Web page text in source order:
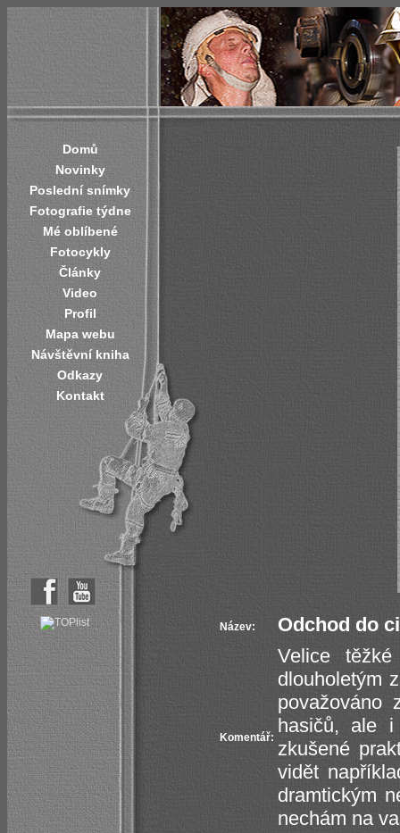
Domů
Novinky
Poslední snímky
Fotografie týdne
Mé oblíbené
Fotocykly
Články
Video
Profil
Mapa webu
Návštěvní kniha
Odkazy
Kontakt
Název: Odchod do
Komentář:
Velice
dlouholetým
považováno
hasičů, ale
zkušené
vidět
dramtickým
nechám na